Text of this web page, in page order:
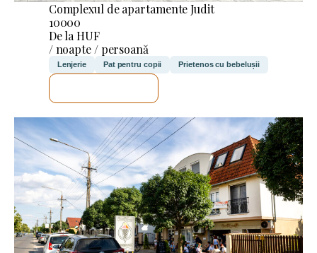
Complexul de apartamente Judit
10000
De la HUF
/ noapte / persoană
Lenjerie Pat pentru copii Prietenos cu bebelușii